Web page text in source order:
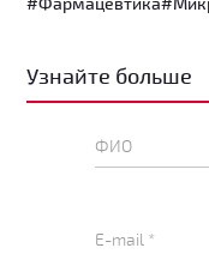
Узнайте больше